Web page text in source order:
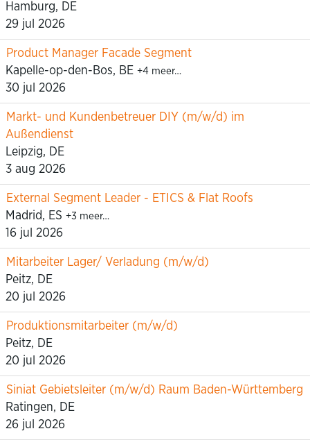
Hamburg, DE
29 jul 2026
Product Manager Facade Segment
Kapelle-op-den-Bos, BE +4 meer…
30 jul 2026
Markt- und Kundenbetreuer DIY (m/w/d) im
Außendienst
Leipzig, DE
3 aug 2026
External Segment Leader - ETICS & Flat Roofs
Madrid, ES +3 meer…
16 jul 2026
Mitarbeiter Lager/ Verladung (m/w/d)
Peitz, DE
20 jul 2026
Produktionsmitarbeiter (m/w/d)
Peitz, DE
20 jul 2026
Siniat Gebietsleiter (m/w/d) Raum Baden-Württemberg
Ratingen, DE
26 jul 2026